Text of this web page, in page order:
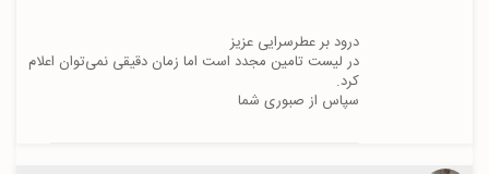
سپاس از صبوری شما